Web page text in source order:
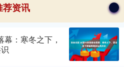
荐资讯
：寒冬之下，